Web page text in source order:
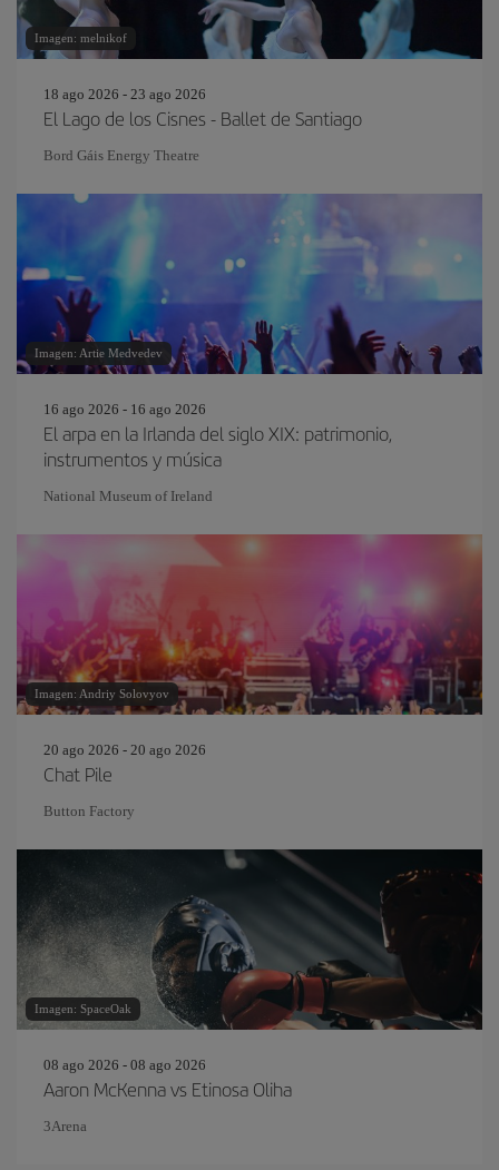
Imagen: melnikof
18 ago 2026 - 23 ago 2026
El Lago de los Cisnes - Ballet de Santiago
Bord Gáis Energy Theatre
Imagen: Artie Medvedev
16 ago 2026 - 16 ago 2026
El arpa en la Irlanda del siglo XIX: patrimonio,
instrumentos y música
National Museum of Ireland
Imagen: Andriy Solovyov
20 ago 2026 - 20 ago 2026
Chat Pile
Button Factory
Imagen: SpaceOak
08 ago 2026 - 08 ago 2026
Aaron McKenna vs Etinosa Oliha
3Arena